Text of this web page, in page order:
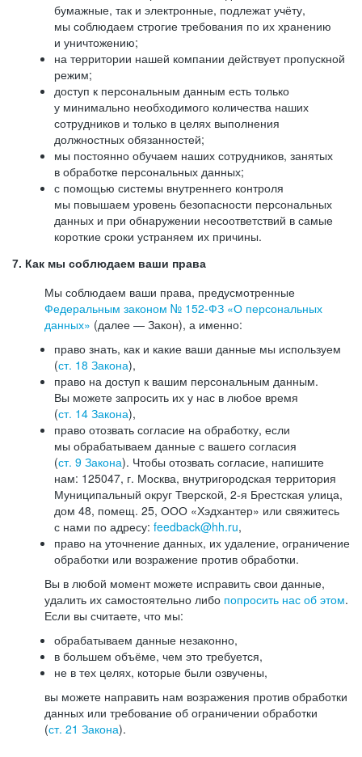
бумажные, так и электронные, подлежат учёту,
мы соблюдаем строгие требования по их хранению
и уничтожению;
на территории нашей компании действует пропускной
режим;
доступ к персональным данным есть только
у минимально необходимого количества наших
сотрудников и только в целях выполнения
должностных обязанностей;
мы постоянно обучаем наших сотрудников, занятых
в обработке персональных данных;
с помощью системы внутреннего контроля
мы повышаем уровень безопасности персональных
данных и при обнаружении несоответствий в самые
короткие сроки устраняем их причины.
7. Как мы соблюдаем ваши права
Мы соблюдаем ваши права, предусмотренные
Федеральным законом № 152-ФЗ «О персональных
данных» (далее — Закон), а именно:
право знать, как и какие ваши данные мы используем
(ст. 18 Закона),
право на доступ к вашим персональным данным.
Вы можете запросить их у нас в любое время
(ст. 14 Закона),
право отозвать согласие на обработку, если
мы обрабатываем данные с вашего согласия
(ст. 9 Закона). Чтобы отозвать согласие, напишите
нам: 125047, г. Москва, внутригородская территория
Муниципальный округ Тверской, 2-я Брестская улица,
дом 48, помещ. 25, ООО «Хэдхантер» или свяжитесь
с нами по адресу: feedback@hh.ru,
право на уточнение данных, их удаление, ограничение
обработки или возражение против обработки.
Вы в любой момент можете исправить свои данные,
удалить их самостоятельно либо попросить нас об этом.
Если вы считаете, что мы:
обрабатываем данные незаконно,
в большем объёме, чем это требуется,
не в тех целях, которые были озвучены,
вы можете направить нам возражения против обработки
данных или требование об ограничении обработки
(ст. 21 Закона).